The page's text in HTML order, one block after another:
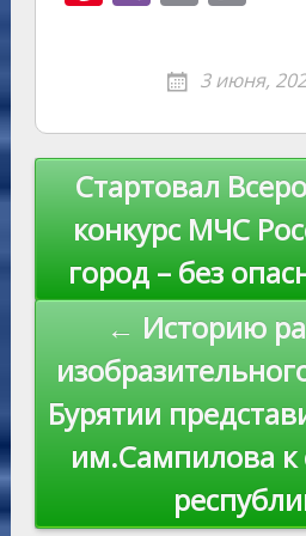
n
o
kl
as
s
ni
ki
g
er
eJ
u
r
n
al
st
er ai
l
p
y
Li
n
k
3 июня,
Навигация
Стартовал
конкурс МЧС
город – без
← Историю
Бурятии
им.Сампилова к